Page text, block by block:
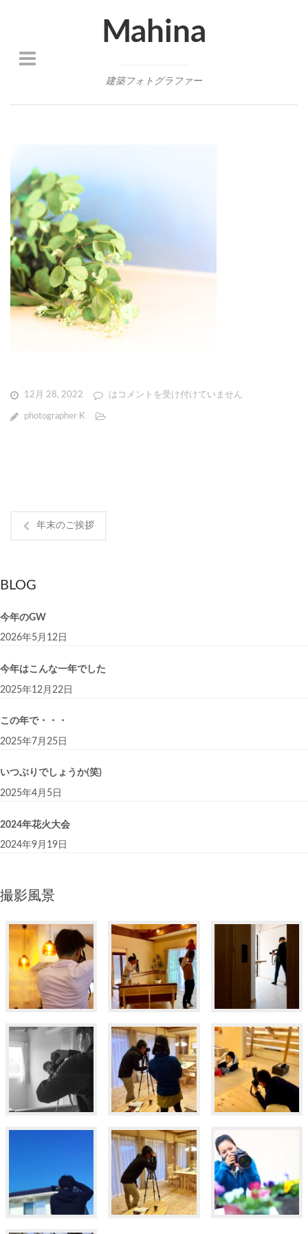
Mahina
建築フォトグラファー
12月 28, 2022 は コメントを受け付けていません
photographer K
年末のご挨拶
BLOG
今年のGW
2026年5月12日
今年はこんな一年でした
2025年12月22日
この年で・・・
2025年7月25日
いつぶりでしょうか(笑)
2025年4月5日
2024年花火大会
2024年9月19日
撮影風景